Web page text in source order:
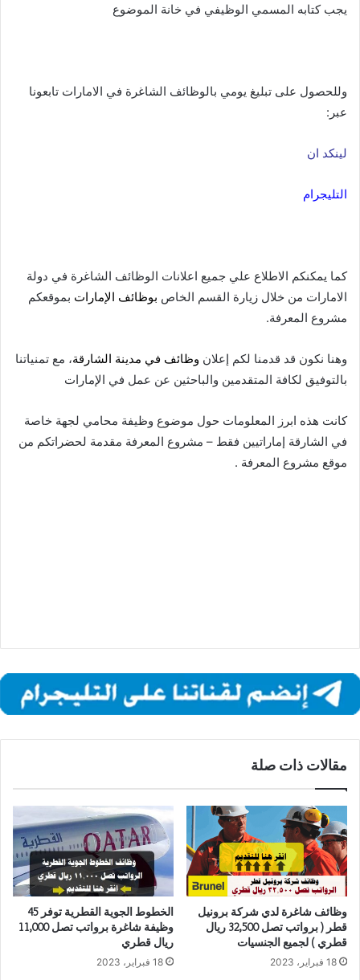
يجب كتابه المسمي الوظيفي في خانة الموضوع
وللحصول على تبليغ يومي بالوظائف الشاغرة في الامارات تابعونا
عبر:
لينكد ان
التليجرام
كما يمكنكم الاطلاع علي جميع اعلانات الوظائف الشاغرة في دولة
الامارات من خلال زيارة القسم الخاص بوظائف الإمارات بموقعكم
مشروع المعرفة.
وهنا نكون قد قدمنا لكم إعلان وظائف في مدينة الشارقة، مع تمنياتنا
بالتوفيق لكافة المتقدمين والباحثين عن عمل في الإمارات
كانت هذه ابرز المعلومات حول موضوع وظيفة محامي لجهة خاصة
في الشارقة إماراتيين فقط – مشروع المعرفة مقدمة لحضراتكم من
موقع مشروع المعرفة .
مقالات ذات صلة
وظائف شاغرة لدي شركة برونيل
قطر ( برواتب تصل 32,500 ريال
قطري ) لجميع الجنسيات
18 فبراير، 2023
الخطوط الجوية القطرية توفر 45
وظيفة شاغرة برواتب تصل 11,000
ريال قطري
18 فبراير، 2023